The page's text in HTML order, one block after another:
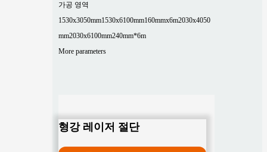
가공 영역
1530x3050mm1530x6100mm160mmx6m2030x4050
mm2030x6100mm240mm*6m
More parameters
형강 레이저 절단